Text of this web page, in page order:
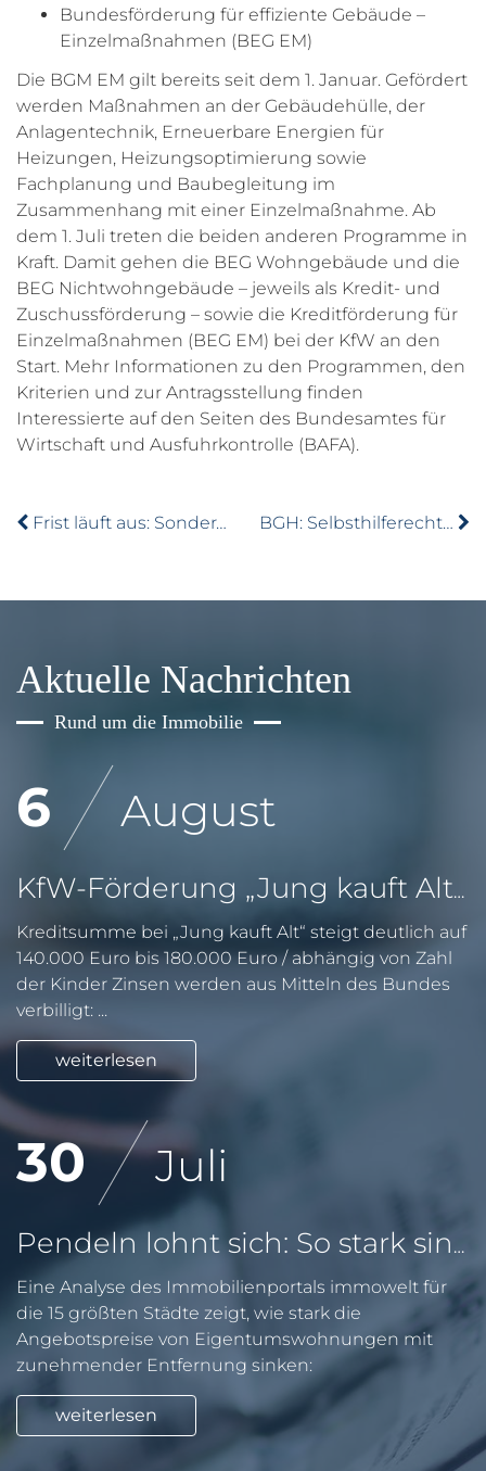
Bundesförderung für effiziente Gebäude –
Einzelmaßnahmen (BEG EM)
Die BGM EM gilt bereits seit dem 1. Januar. Gefördert
werden Maßnahmen an der Gebäudehülle, der
Anlagentechnik, Erneuerbare Energien für
Heizungen, Heizungsoptimierung sowie
Fachplanung und Baubegleitung im
Zusammenhang mit einer Einzelmaßnahme. Ab
dem 1. Juli treten die beiden anderen Programme in
Kraft. Damit gehen die BEG Wohngebäude und die
BEG Nichtwohngebäude – jeweils als Kredit- und
Zuschussförderung – sowie die Kreditförderung für
Einzelmaßnahmen (BEG EM) bei der KfW an den
Start. Mehr Informationen zu den Programmen, den
Kriterien und zur Antragsstellung finden
Interessierte auf den Seiten des Bundesamtes für
Wirtschaft und Ausfuhrkontrolle (BAFA).
Frist läuft aus: Sonderabschreibung für Mietwohnungsbau BGH: Selbsthilferecht – Nachbar darf Bäume beschneiden
Aktuelle Nachrichten
Rund um die Immobilie
6 August
KfW-Förderung „Jung kauft Alt“: Höhere Kredite ab August 2026
Kreditsumme bei „Jung kauft Alt“ steigt deutlich auf
140.000 Euro bis 180.000 Euro / abhängig von Zahl
der Kinder Zinsen werden aus Mitteln des Bundes
verbilligt: ...
weiterlesen
30 Juli
Pendeln lohnt sich: So stark sinken Wohnungspreise im Umland
Eine Analyse des Immobilienportals immowelt für
die 15 größten Städte zeigt, wie stark die
Angebotspreise von Eigentumswohnungen mit
zunehmender Entfernung sinken:
weiterlesen